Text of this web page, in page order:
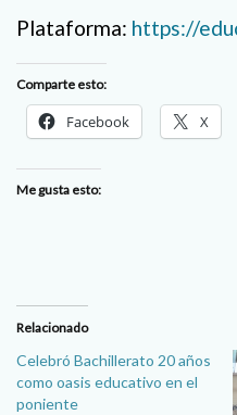
Plataforma: https://
Comparte esto:
Facebook X
Me gusta esto:
Relacionado
Celebró Bachillerato 20 años
como oasis educativo en el
poniente